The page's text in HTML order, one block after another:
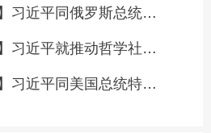
【高层动态】习近平同俄罗斯总统普京会谈
【高层动态】习近平就推动哲学社会科学高质量发展作出重要指示
【高层动态】习近平同美国总统特朗普会谈